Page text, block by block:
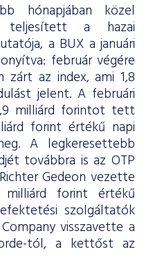
hónapjában közel
teljesített a hazai
a BUX a januári
február végére
zárt az index, ami 1,8
jelent. A februári
milliárd forintot tett
forint értékű napi
A legkeresettebb
továbbra is az OTP
Gedeon vezette
forint értékű
szolgáltatók
visszavette a
tól, a kettőst az